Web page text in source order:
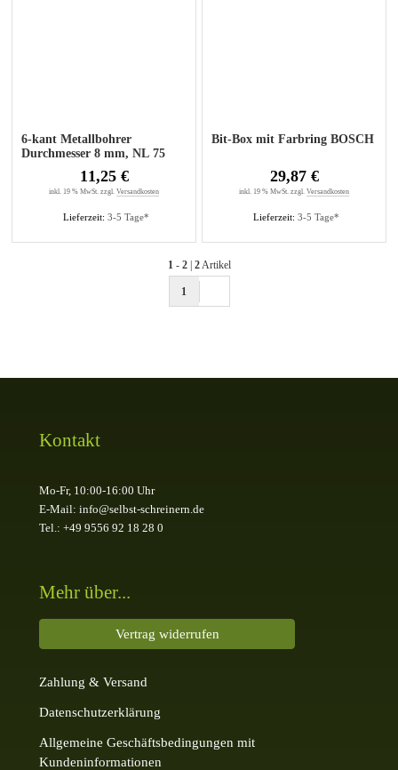
6-kant Metallbohrer
Durchmesser 8 mm, NL 75
mm, GL 117 mm
Lieferzeit: 3-5 Tage*
11,25 €
inkl. 19 % MwSt. zzgl. Versandkosten
Bit-Box mit Farbring BOSCH
Lieferzeit: 3-5 Tage*
29,87 €
inkl. 19 % MwSt. zzgl. Versandkosten
1- 2| 2Artikel
1
Kontakt
Mo-Fr, 10:00-16:00 Uhr
E-Mail: info@selbst-schreinern.de
Tel.: +49 9556 92 18 28 0
Mehr über...
Vertrag widerrufen
Zahlung & Versand
Datenschutzerklärung
Allgemeine Geschäftsbedingungen mit
Kundeninformationen